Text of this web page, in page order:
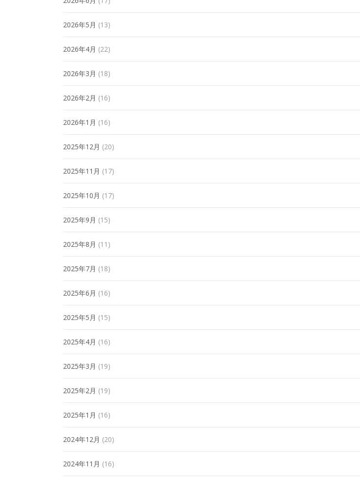
2026年5月 (13)
2026年4月 (22)
2026年3月 (18)
2026年2月 (16)
2026年1月 (16)
2025年12月 (20)
2025年11月 (17)
2025年10月 (17)
2025年9月 (15)
2025年8月 (11)
2025年7月 (18)
2025年6月 (16)
2025年5月 (15)
2025年4月 (16)
2025年3月 (19)
2025年2月 (19)
2025年1月 (16)
2024年12月 (20)
2024年11月 (16)